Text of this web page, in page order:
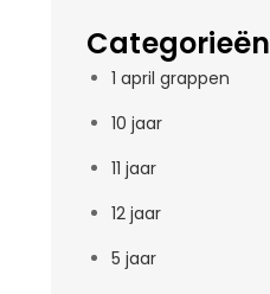
Categorieën
1 april grappen
10 jaar
11 jaar
12 jaar
5 jaar